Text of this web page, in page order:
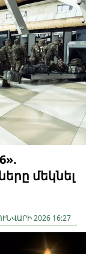
մեկնել
2026 16:27